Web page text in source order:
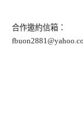
合作邀約信箱：